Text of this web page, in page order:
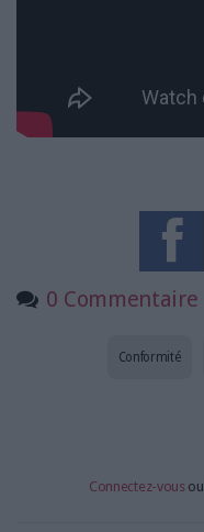
0 Commentaire
Conformité
Connectez-vous ou